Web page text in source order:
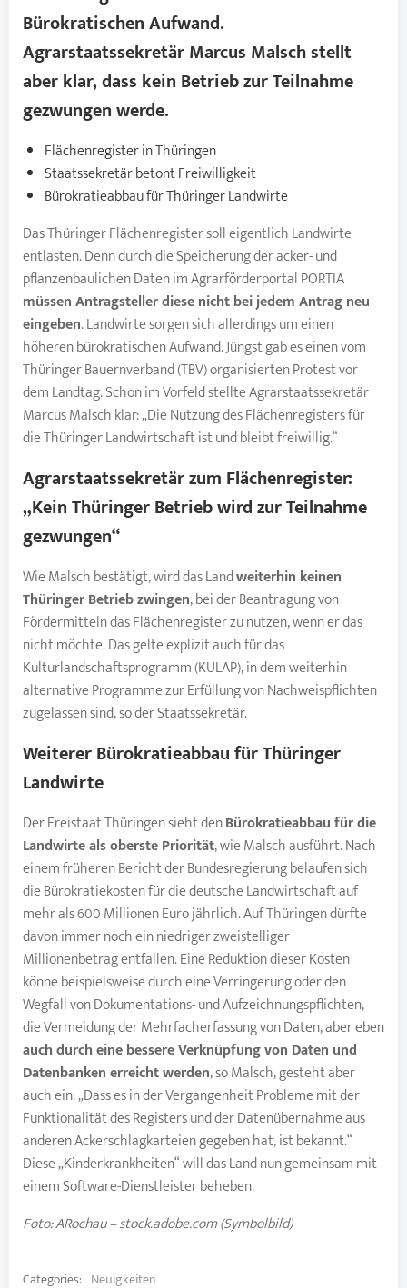
Bürokratischen Aufwand.
Agrarstaatssekretär Marcus Malsch stellt
aber klar, dass kein Betrieb zur Teilnahme
gezwungen werde.
Flächenregister in Thüringen
Staatssekretär betont Freiwilligkeit
Bürokratieabbau für Thüringer Landwirte
Das Thüringer Flächenregister soll eigentlich Landwirte
entlasten. Denn durch die Speicherung der acker- und
pflanzenbaulichen Daten im Agrarförderportal PORTIA
müssen Antragsteller diese nicht bei jedem Antrag neu
eingeben. Landwirte sorgen sich allerdings um einen
höheren bürokratischen Aufwand. Jüngst gab es einen vom
Thüringer Bauernverband (TBV) organisierten Protest vor
dem Landtag. Schon im Vorfeld stellte Agrarstaatssekretär
Marcus Malsch klar: „Die Nutzung des Flächenregisters für
die Thüringer Landwirtschaft ist und bleibt freiwillig.“
Agrarstaatssekretär zum Flächenregister:
„Kein Thüringer Betrieb wird zur Teilnahme
gezwungen“
Wie Malsch bestätigt, wird das Landweiterhin keinen
Thüringer Betrieb zwingen, bei der Beantragung von
Fördermitteln das Flächenregister zu nutzen, wenn er das
nicht möchte. Das gelte explizit auch für das
Kulturlandschaftsprogramm (KULAP), in dem weiterhin
alternative Programme zur Erfüllung von Nachweispflichten
zugelassen sind, so der Staatssekretär.
Weiterer Bürokratieabbau fürThüringer
Landwirte
Der Freistaat Thüringen sieht denBürokratieabbau für die
Landwirte als oberste Priorität, wie Malsch ausführt. Nach
einem früheren Bericht der Bundesregierung belaufen sich
die Bürokratiekosten für die deutsche Landwirtschaft auf
mehr als 600 Millionen Euro jährlich. Auf Thüringen dürfte
davon immer noch ein niedriger zweistelliger
Millionenbetrag entfallen. Eine Reduktion dieser Kosten
könne beispielsweise durch eine Verringerung oder den
Wegfall von Dokumentations- und Aufzeichnungspflichten,
die Vermeidung der Mehrfacherfassung von Daten, aber eben
auch durch eine bessere Verknüpfung von Daten und
Datenbanken erreicht werden, so Malsch, gesteht aber
auch ein: „Dass es in der Vergangenheit Probleme mit der
Funktionalität des Registers und der Datenübernahme aus
anderen Ackerschlagkarteien gegeben hat, ist bekannt.“
Diese „Kinderkrankheiten“ will das Land nun gemeinsam mit
einem Software-Dienstleister beheben.
Foto: ARochau – stock.adobe.com (Symbolbild)
Categories: Neuigkeiten